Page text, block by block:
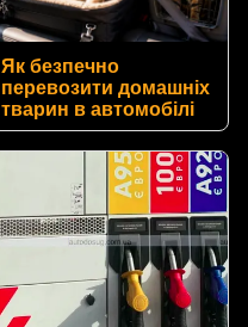
Як безпечно
перевозити домашніх
тварин в автомобілі